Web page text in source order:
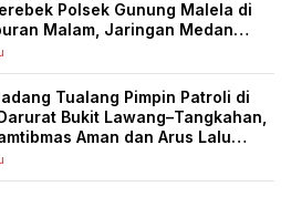
Polsek Gunung Malela di
Malam, Jaringan Medan
Tualang Pimpin Patroli di
Bukit Lawang–Tangkahan,
Aman dan Arus Lalu